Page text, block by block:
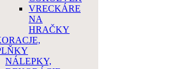
VRECKÁRE
NA
HRAČKY
NÁLEPKY,